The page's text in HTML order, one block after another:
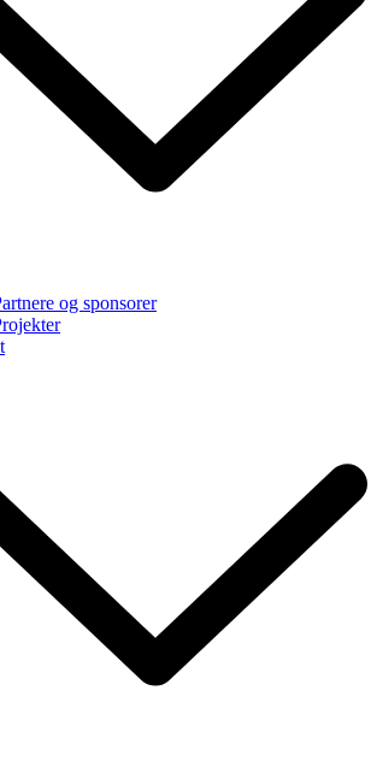
og sponsorer